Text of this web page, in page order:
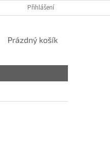
Přihlášení
NÁKUPNÍ
Prázdný košík